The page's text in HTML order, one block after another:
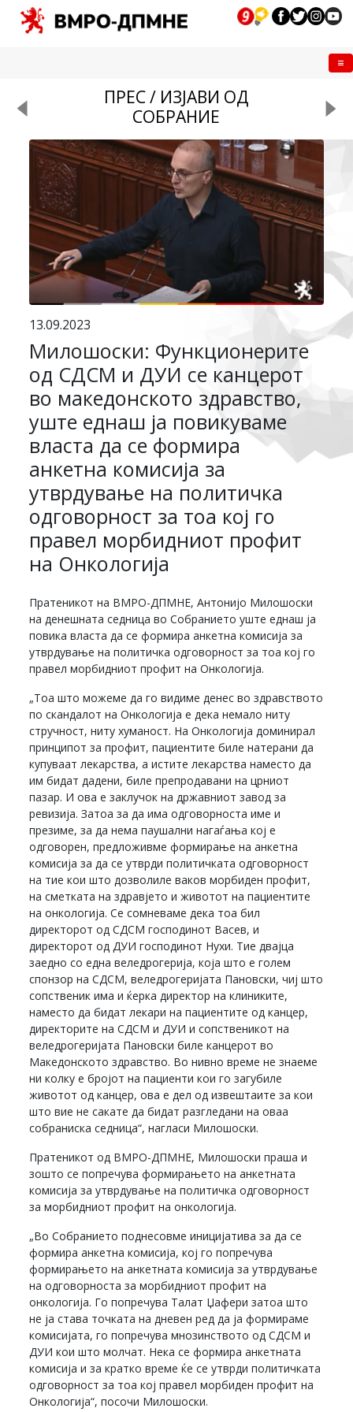
ПРЕС / ИЗЈАВИ ОД
СОБРАНИЕ
13.09.2023
Милошоски: Функционерите
од СДСМ и ДУИ се канцерот
во македонското здравство,
уште еднаш ја повикуваме
власта да се формира
анкетна комисија за
утврдување на политичка
одговорност за тоа кој го
правел морбидниот профит
на Онкологија
Пратеникот на ВМРО-ДПМНЕ, Антонијо Милошоски
на денешната седница во Собранието уште еднаш ја
повика власта да се формира анкетна комисија за
утврдување на политичка одговорност за тоа кој го
правел морбидниот профит на Онкологија.
„Тоа што можеме да го видиме денес во здравството
по скандалот на Онкологија е дека немало ниту
стручност, ниту хуманост. На Онкологија доминирал
принципот за профит, пациентите биле натерани да
купуваат лекарства, а истите лекарства наместо да
им бидат дадени, биле препродавани на црниот
пазар. И ова е заклучок на државниот завод за
ревизија. Затоа за да има одговорноста име и
презиме, за да нема паушални нагаѓања кој е
одговорен, предложивме формирање на анкетна
комисија за да се утврди политичката одговорност
на тие кои што дозволиле ваков морбиден профит,
на сметката на здравјето и животот на пациентите
на онкологија. Се сомневаме дека тоа бил
директорот од СДСМ господинот Васев, и
директорот од ДУИ господинот Нухи. Тие двајца
заедно со една веледрогерија, која што е голем
спонзор на СДСМ, веледрогеријата Пановски, чиј што
сопственик има и ќерка директор на клиниките,
наместо да бидат лекари на пациентите од канцер,
директорите на СДСМ и ДУИ и сопственикот на
веледрогеријата Пановски биле канцерот во
Македонското здравство. Во нивно време не знаеме
ни колку е бројот на пациенти кои го загубиле
животот од канцер, ова е дел од извештаите за кои
што вие не сакате да бидат разгледани на оваа
собраниска седница“, нагласи Милошоски.
Пратеникот од ВМРО-ДПМНЕ, Милошоски праша и
зошто се попречува формирањето на анкетната
комисија за утврдување на политичка одговорност
за морбидниот профит на онкологија.
„Во Собранието поднесовме иницијатива за да се
формира анкетна комисија, кој го попречува
формирањето на анкетната комисија за утврдување
на одговорноста за морбидниот профит на
онкологија. Го попречува Талат Џафери затоа што
не ја става точката на дневен ред да ја формираме
комисијата, го попречува мнозинството од СДСМ и
ДУИ кои што молчат. Нека се формира анкетната
комисија и за кратко време ќе се утврди политичката
одговорност за тоа кој правел морбиден профит на
Онкологија“, посочи Милошоски.